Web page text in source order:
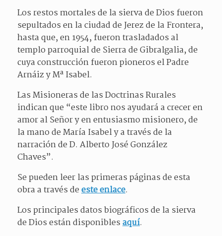
Los restos mortales de la sierva de Dios fueron
sepultados en la ciudad de Jerez de la Frontera,
hasta que, en 1954, fueron trasladados al
templo parroquial de Sierra de Gibralgalia, de
cuya construcción fueron pioneros el Padre
Arnáiz y Mª Isabel.
Las Misioneras de las Doctrinas Rurales
indican que “este libro nos ayudará a crecer en
amor al Señor y en entusiasmo misionero, de
la mano de María Isabel y a través de la
narración de D. Alberto José González
Chaves”.
Se pueden leer las primeras páginas de esta
obra a través deeste enlace.
Los principales datos biográficos de la sierva
de Dios están disponiblesaquí.